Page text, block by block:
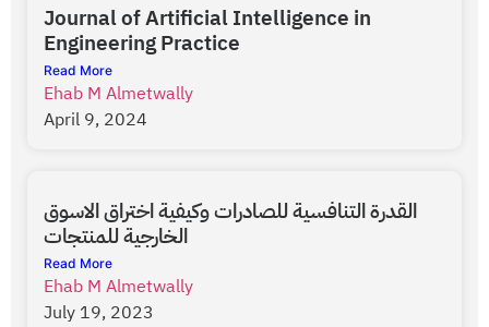
Journal of Artificial Intelligence in
Engineering Practice
Read More
Ehab M Almetwally
April 9, 2024
القدرة التنافسية للصادرات وكيفية اختراق الاسوق
الخارجية للمنتجات
Read More
Ehab M Almetwally
July 19, 2023